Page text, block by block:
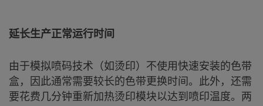
延长生产正常运行时间
由于模拟喷码技术（如烫印）不使用快速安装的色带
盒，因此通常需要较长的色带更换时间。此外，还需
要花费几分钟重新加热烫印模块以达到喷印温度。两